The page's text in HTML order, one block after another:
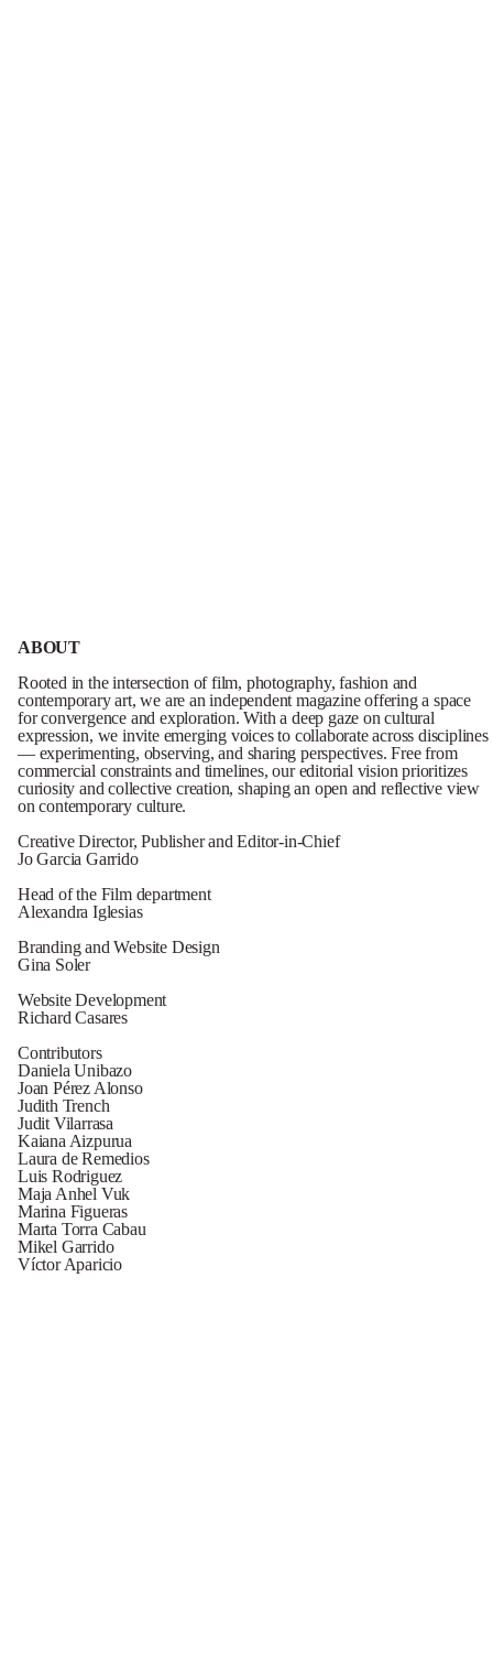
ABOUT
Rooted in the intersection of film, photography, fashion and
contemporary art, we are an independent magazine offering a space
for convergence and exploration. With a deep gaze on cultural
expression, we invite emerging voices to collaborate across disciplines
— experimenting, observing, and sharing perspectives. Free from
commercial constraints and timelines, our editorial vision prioritizes
curiosity and collective creation, shaping an open and reflective view
on contemporary culture.
Creative Director, Publisher and Editor-in-Chief
Jo Garcia Garrido
Head of the Film department
Alexandra Iglesias
Branding and Website Design
Gina Soler
Website Development
Richard Casares
Contributors
Daniela Unibazo
Joan Pérez Alonso
Judith Trench
Judit Vilarrasa
Kaiana Aizpurua
Laura de Remedios
Luis Rodriguez
Maja Anhel Vuk
Marina Figueras
Marta Torra Cabau
Mikel Garrido
Víctor Aparicio